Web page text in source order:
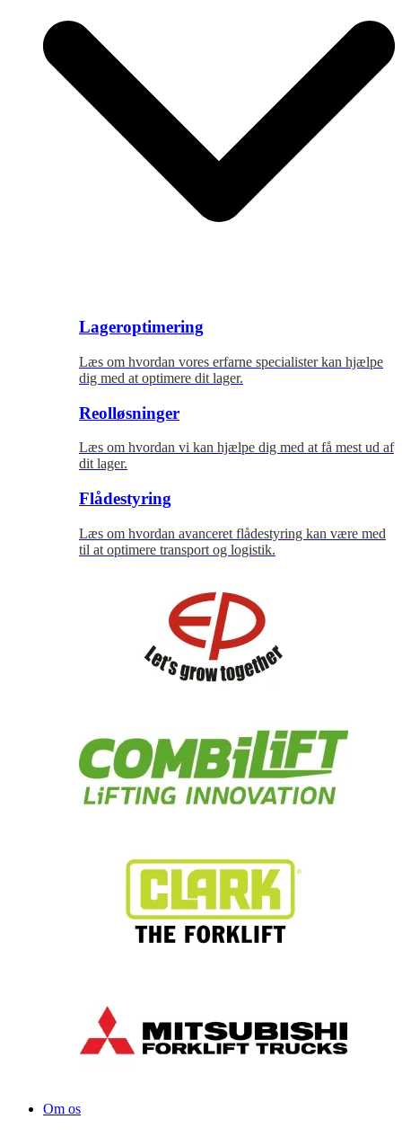
Lageroptimering
Læs om hvordan vores erfarne specialister kan hjælpe
dig med at optimere dit lager.
Reolløsninger
Læs om hvordan vi kan hjælpe dig med at få mest ud af
dit lager.
Flådestyring
Læs om hvordan avanceret flådestyring kan være med
til at optimere transport og logistik.
Om os